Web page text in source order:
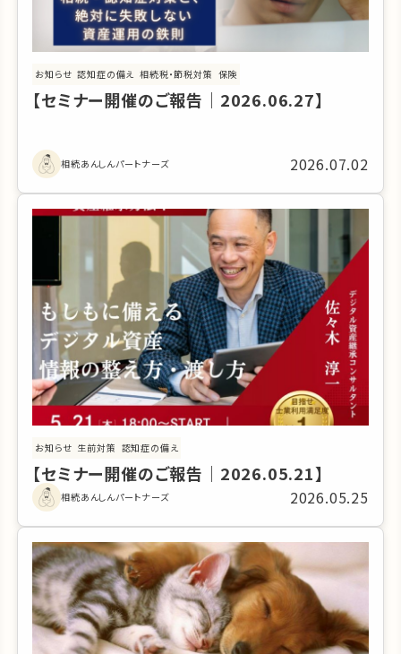
お知らせ 認知症の備え 相続税・節税対策 保険
【セミナー開催のご報告｜2026.06.27】
相続あんしんパートナーズ 2026.07.02
お知らせ 生前対策 認知症の備え
【セミナー開催のご報告｜2026.05.21】
相続あんしんパートナーズ 2026.05.25